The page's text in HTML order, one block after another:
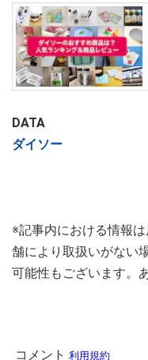
DATA
ダイソー
※記事内における情報
舗により取扱いがない
可能性もございます。